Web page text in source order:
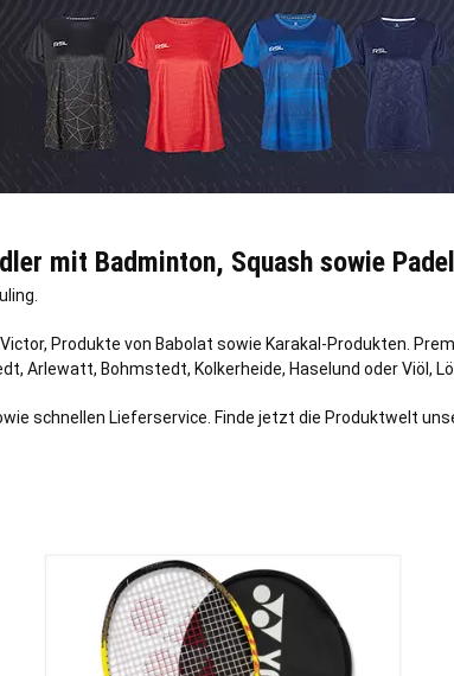
mit Badminton, Squash sowie Padel
Produkte von Babolat sowie Karakal-Produkten.
, Arlewatt, Bohmstedt, Kolkerheide, Haselund oderViöl ,
schnellen Lieferservice. Finde jetzt die Produktwelt